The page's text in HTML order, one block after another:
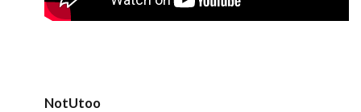
NotUtoo